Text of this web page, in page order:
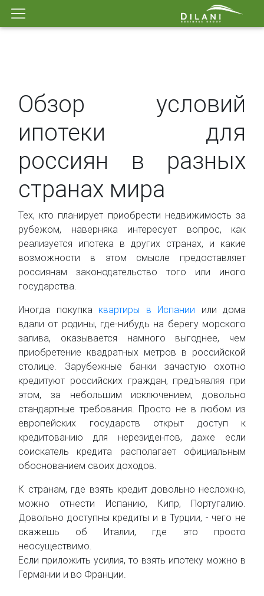
Обзор условий
ипотеки для
россиян в разных
странах мира
Тех, кто планирует приобрести недвижимость за
рубежом, наверняка интересует вопрос, как
реализуется ипотека в других странах, и какие
возможности в этом смысле предоставляет
россиянам законодательство того или иного
государства.
Иногда покупка квартиры в Испании или дома
вдали от родины, где-нибудь на берегу морского
залива, оказывается намного выгоднее, чем
приобретение квадратных метров в российской
столице. Зарубежные банки зачастую охотно
кредитуют российских граждан, предъявляя при
этом, за небольшим исключением, довольно
стандартные требования. Просто не в любом из
европейских государств открыт доступ к
кредитованию для нерезидентов, даже если
соискатель кредита располагает официальным
обоснованием своих доходов.
К странам, где взять кредит довольно несложно,
можно отнести Испанию, Кипр, Португалию.
Довольно доступны кредиты и в Турции, - чего не
скажешь об Италии, где это просто
неосуществимо.
Если приложить усилия, то взять ипотеку можно в
Германии и во Франции.